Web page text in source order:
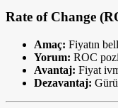
Rate of Change
Amaç: Fiyatın
Yorum: ROC
Avantaj: Fiyat
Dezavantaj: